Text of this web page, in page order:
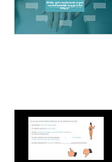
Welke geformaliseerde regels
vanhet huwelijk zag je in het
filmpje?
Welke geformaliseerde regels van
het huwelijk zag je in het filmpje?